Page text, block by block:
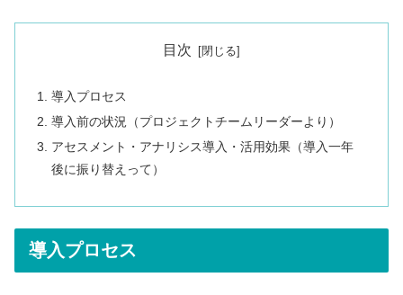
目次
導入プロセス
導入前の状況（プロジェクトチームリーダーより）
アセスメント・アナリシス導入・活用効果（導入一年
後に振り替えって）
導入プロセス